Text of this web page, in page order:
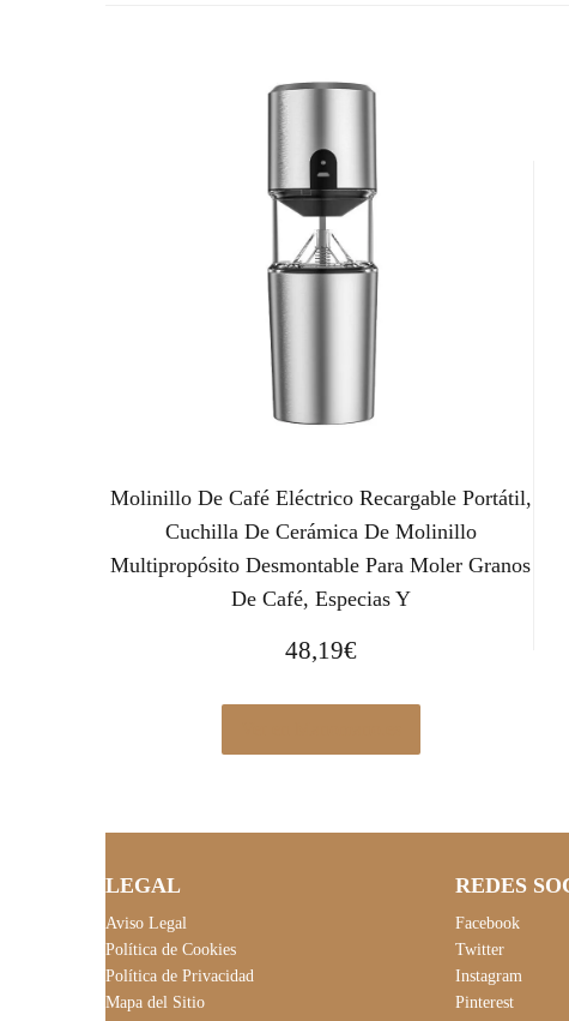
Molinillo De Café Eléctrico Recargable Portátil,
Cuchilla De Cerámica De Molinillo
Multipropósito Desmontable Para Moler Granos
De Café, Especias Y
48,19€
LEGAL
Aviso Legal
Política de Cookies
Política de Privacidad
Mapa del Sitio
REDES
Facebook
Twitter
Instagram
Pinterest